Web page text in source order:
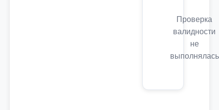
Проверка
валидности
не
выполнялась